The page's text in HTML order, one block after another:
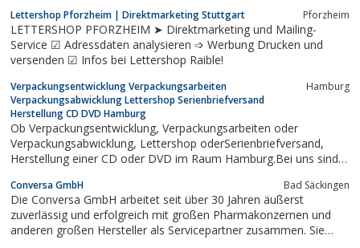
und Produktlinien sowie ein aussergewöhnliches Design
bestimmen den Inhalt dieses...
Lettershop Pforzheim | Direktmarketing Stuttgart Pforzheim
LETTERSHOP PFORZHEIM ➤ Direktmarketing und Mailing-
Service ☑ Adressdaten analysieren ➩ Werbung Drucken und
versenden ☑ Infos bei Lettershop Raible!
Verpackungsentwicklung Verpackungsarbeiten
Verpackungsabwicklung Lettershop Serienbriefversand
Herstellung CD DVD Hamburg
Hamburg
Ob Verpackungsentwicklung, Verpackungsarbeiten oder
Verpackungsabwicklung, Lettershop oderSerienbriefversand,
Herstellung einer CD oder DVD im Raum Hamburg.Bei uns sind
um die KonfektionierungWir verpacken nicht nur, sondern wir
gestalten auch Ihre...
Conversa GmbH Bad Säckingen
Die Conversa GmbH arbeitet seit über 30 Jahren äußerst
zuverlässig und erfolgreich mit großen Pharmakonzernen und
anderen großen Hersteller als Servicepartner zusammen. Sie